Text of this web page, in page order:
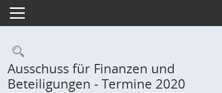
Toggle navigation
Rechercheauswahl
Ausschuss für Finanzen und
Beteiligungen - Termine 2020